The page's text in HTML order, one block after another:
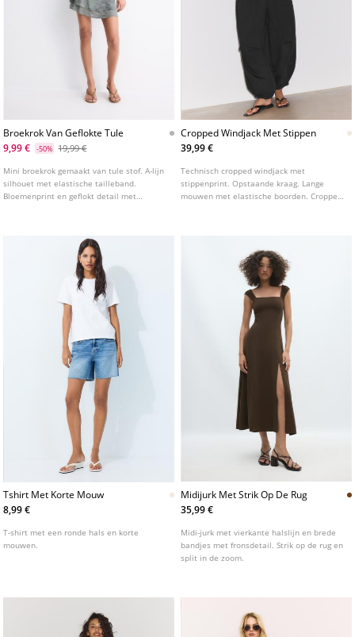
Broekrok Van Geflokte Tule
9,99 €
-50% 19,99 €
Mini broekrok gemaakt van tule stof. A-lijn
silhouet met elastische tailleband.
Bloemenprint en geflokt detail met
Cropped Windjack Met Stippen
39,99 €
Technisch cropped windjack met
stippenprint. Opstaande kraag. Lange
mouwen met elastische boorden. Cropped
Tshirt Met Korte Mouw
8,99 €
T-shirt met een ronde hals en korte
mouwen.
Midijurk Met Strik Op De Rug
35,99 €
Midi-jurk met vierkante halslijn en brede
bandjes met fronsdetail. Strik op de rug en
split in de zoom.